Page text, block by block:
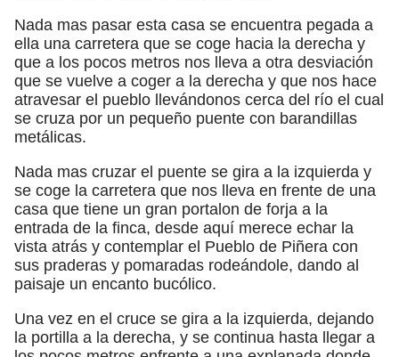
Nada mas pasar esta casa se encuentra pegada a
ella una carretera que se coge hacia la derecha y
que a los pocos metros nos lleva a otra desviación
que se vuelve a coger a la derecha y que nos hace
atravesar el pueblo llevándonos cerca del río el cual
se cruza por un pequeño puente con barandillas
metálicas.
Nada mas cruzar el puente se gira a la izquierda y
se coge la carretera que nos lleva en frente de una
casa que tiene un gran portalon de forja a la
entrada de la finca, desde aquí merece echar la
vista atrás y contemplar el Pueblo de Piñera con
sus praderas y pomaradas rodeándole, dando al
paisaje un encanto bucólico.
Una vez en el cruce se gira a la izquierda, dejando
la portilla a la derecha, y se continua hasta llegar a